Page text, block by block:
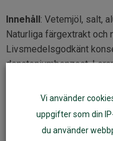
Innehåll: Vetemjöl, salt,
Naturliga färgextrakt
Livsmedelsgodkänt
denatoniumbenzoat.
Förpackningsstorlek:4
burk innehåller 150 g.
Vi använder
uppgifter som din
du använder